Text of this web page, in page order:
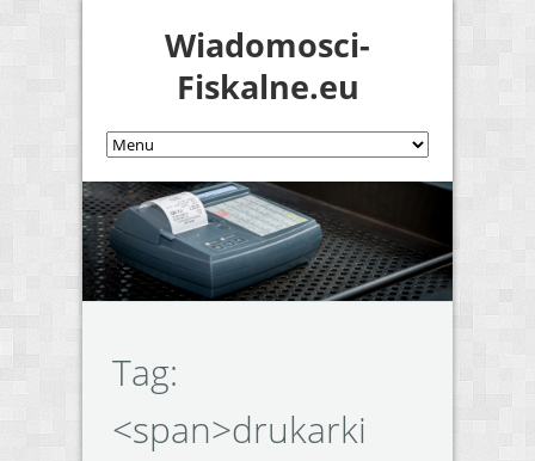
Wiadomosci-
Fiskalne.eu
Tag:
<span>drukarki